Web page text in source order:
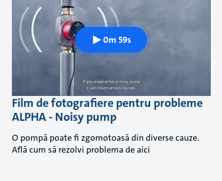
Film de fotografiere pentru probleme
ALPHA - Noisy pump
O pompă poate fi zgomotoasă din diverse cauze.
Află cum să rezolvi problema de aici
0m 59s